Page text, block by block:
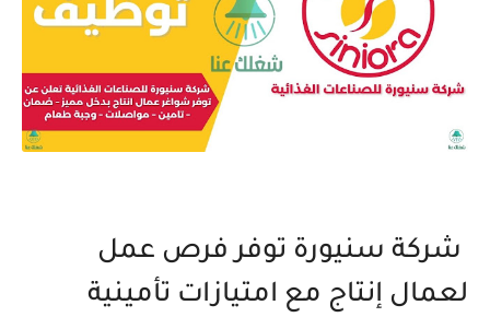
شركة سنيورة توفر فرص عمل
لعمال إنتاج مع امتيازات تأمينية